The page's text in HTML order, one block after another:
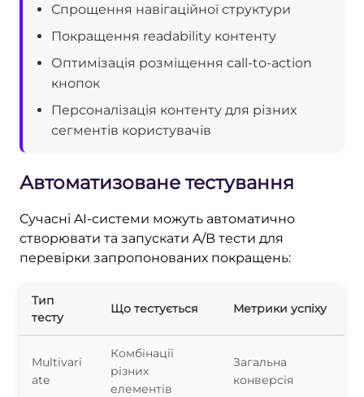
Спрощення навігаційної структури
Покращення readability контенту
Оптимізація розміщення call-to-action
кнопок
Персоналізація контенту для різних
сегментів користувачів
Автоматизоване тестування
Сучасні AI-системи можуть автоматично
створювати та запускати A/B тести для
перевірки запропонованих покращень:
Тип
тесту
Що тестується Метрики успіху
Multivari
ate
Комбінації
різних
елементів
Загальна
конверсія